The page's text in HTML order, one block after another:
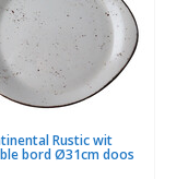
Rustic wit
bord Ø31cm doos